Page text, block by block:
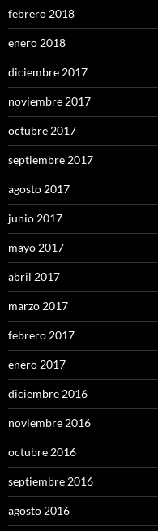
febrero 2018
enero 2018
diciembre 2017
noviembre 2017
octubre 2017
septiembre 2017
agosto 2017
junio 2017
mayo 2017
abril 2017
marzo 2017
febrero 2017
enero 2017
diciembre 2016
noviembre 2016
octubre 2016
septiembre 2016
agosto 2016